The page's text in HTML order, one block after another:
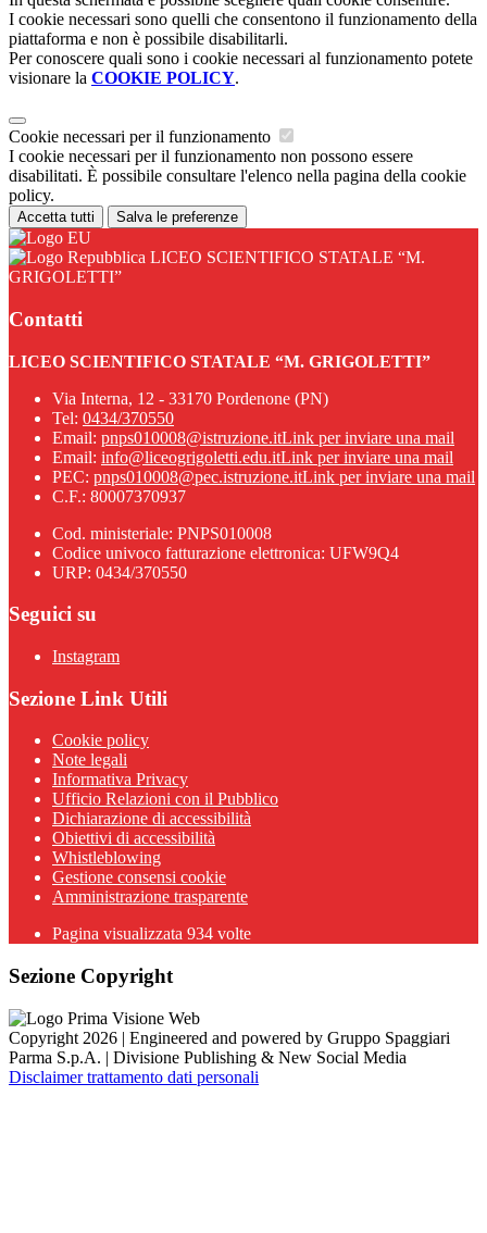
I cookie necessari sono quelli che consentono il funzionamento della
piattaforma e non è possibile disabilitarli.
Per conoscere quali sono i cookie necessari al funzionamento potete
visionare la COOKIE POLICY.
Cookie necessari per il funzionamento
I cookie necessari per il funzionamento non possono essere
disabilitati. È possibile consultare l'elenco nella pagina della cookie
policy.
Accetta tutti Salva le preferenze
LICEO SCIENTIFICO STATALE “M.
GRIGOLETTI”
Contatti
LICEO SCIENTIFICO STATALE “M. GRIGOLETTI”
Via Interna, 12 - 33170 Pordenone (PN)
Tel: 0434/370550
Email: pnps010008@istruzione.itLink per inviare una mail
Email: info@liceogrigoletti.edu.itLink per inviare una mail
PEC: pnps010008@pec.istruzione.itLink per inviare una mail
C.F.: 80007370937
Cod. ministeriale: PNPS010008
Codice univoco fatturazione elettronica: UFW9Q4
URP: 0434/370550
Seguici su
Instagram
Sezione Link Utili
Cookie policy
Note legali
Informativa Privacy
Ufficio Relazioni con il Pubblico
Dichiarazione di accessibilità
Obiettivi di accessibilità
Whistleblowing
Gestione consensi cookie
Amministrazione trasparente
Pagina visualizzata 934 volte
Sezione Copyright
Copyright 2026 | Engineered and powered by Gruppo Spaggiari
Parma S.p.A. | Divisione Publishing & New Social Media
Disclaimer trattamento dati personali